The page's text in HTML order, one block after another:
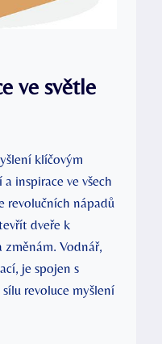
ve světle
klíčovým
inspirace ve všech
revolučních nápadů
dveře k
Vodnář,
je spojen s
revoluce myšlení